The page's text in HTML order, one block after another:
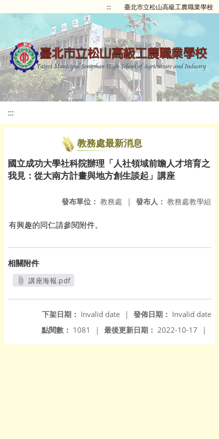
::: 臺北市立松山高級工農職業學校
:::
教務處最新消息
國立成功大學社科院辦理「人社領域前瞻人才培育之
我見：從大南方計畫與地方創生談起」講座
發布人： 教務處教學組
發布單位： 教務處 |
有興趣的同仁請參閱附件。
相關附件
講座海報.pdf
發佈日期： Invalid date
下架日期： Invalid date
|
最後更新日期： 2022-10-17 |
點閱數： 1081 |